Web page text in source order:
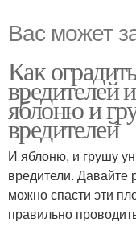
Вас может
Как
вредителей
яблоню и
вредителей
И яблоню, и грушу
вредители. Давайте
можно спасти эти
правильно